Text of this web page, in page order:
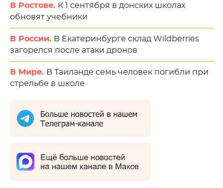
В Ростове. К 1 сентября в донских школах
обновят учебники
В России. В Екатеринбурге склад Wildberries
загорелся после атаки дронов
В Мире. В Таиланде семь человек погибли при
стрельбе в школе